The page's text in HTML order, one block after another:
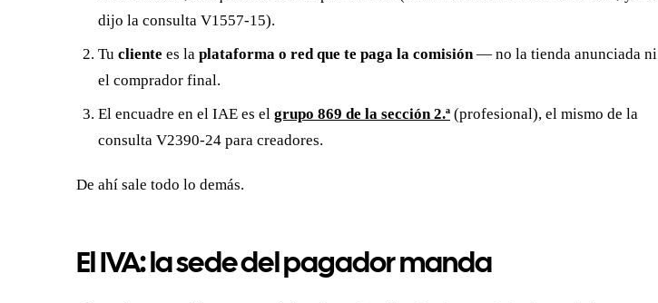
dijo la consulta V1557-15).
Tu cliente es la plataforma o red que te paga la comisión— no la tienda anunciada ni
el comprador final.
El encuadre en el IAE es el grupo 869 de la sección 2.ª (profesional), el mismo de la
consulta V2390-24 para creadores.
De ahí sale todo lo demás.
El IVA: la sede del pagador manda